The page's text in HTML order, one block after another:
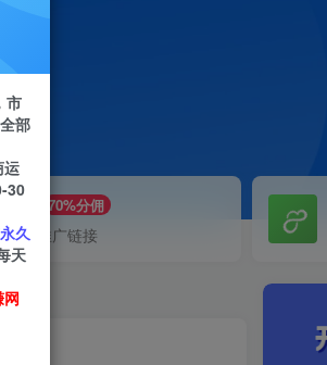
广 70%分佣
专属推广链接
市
部
运
30
久
天